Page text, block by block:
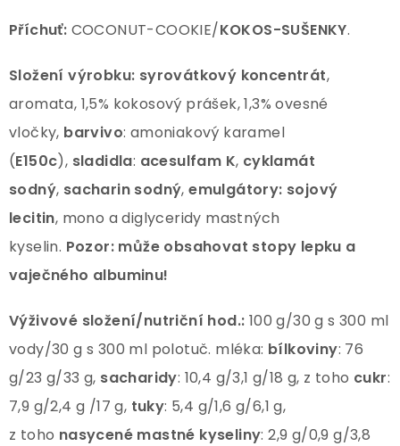
Příchuť: COCONUT-COOKIE/KOKOS-SUŠENKY.
Složení výrobku: syrovátkový koncentrát,
aromata, 1,5% kokosový prášek, 1,3% ovesné
vločky, barvivo: amoniakový karamel
(E150c), sladidla: acesulfam K, cyklamát
sodný, sacharin sodný,emulgátory: sojový
lecitin, mono a diglyceridy mastných
kyselin. Pozor: může obsahovat stopy lepku a
vaječného albuminu!
Výživové složení/nutriční hod.: 100 g/30 g s 300 ml
vody/30 g s 300 ml polotuč. mléka: bílkoviny: 76
g/23 g/33 g, sacharidy: 10,4 g/3,1 g/18 g, z toho cukr:
7,9 g/2,4 g /17 g, tuky: 5,4 g/1,6 g/6,1 g,
z toho nasycené mastné kyseliny: 2,9 g/0,9 g/3,8